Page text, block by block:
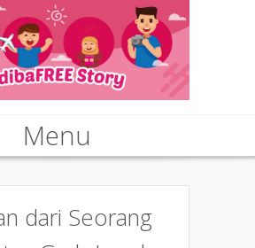
Menu
dari Seorang